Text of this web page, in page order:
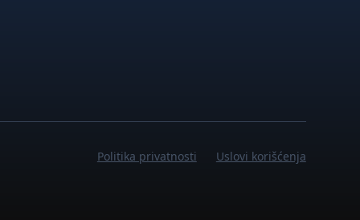
Politika privatnosti Uslovi korišćenja